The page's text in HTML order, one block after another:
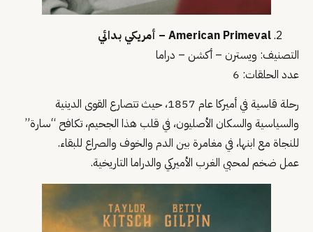
American Primeval – أمريكي بدائي
التصنيف: ويسترن – أكشن – دراما
عدد الحلقات: 6
رحلة قاسية في أميركا عام 1857، حيث تتصارع القوى الدينية
والسياسية والسكان الأصليون، في قلب هذا الجحيم، تكافح “سارة”
للنجاة مع ابنها، في مغامرة بين الدم والخوف والصراع للبقاء.
عمل ضخم لمحبي الغرب الأميركي والدراما التاريخية.